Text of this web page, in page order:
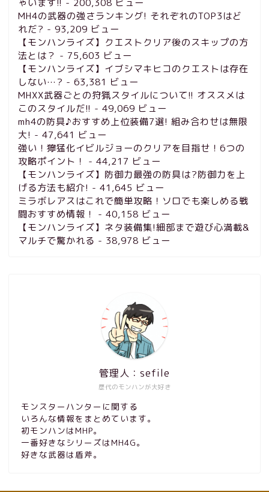
ゃいます!! - 200,308 ビュー
MH4の武器の強さランキング! それぞれのTOP3はど
れだ? - 93,209 ビュー
【モンハンライズ】クエストクリア後のスキップの方
法とは？ - 75,603 ビュー
【モンハンライズ】イブシマキヒコのクエストは存在
しない…? - 63,381 ビュー
MHXX武器ごとの狩猟スタイルについて!! オススメは
このスタイルだ!! - 49,069 ビュー
mh4の防具♪おすすめ上位装備7選! 組み合わせは無限
大! - 47,641 ビュー
強い！獰猛化イビルジョーのクリアを目指せ！6つの
攻略ポイント！
- 44,217 ビュー
【モンハンライズ】防御力最強の防具は?防御力を上
げる方法も紹介! - 41,645 ビュー
ミラボレアスはこれで簡単攻略！ソロでも楽しめる戦
闘おすすめ情報！
- 40,158 ビュー
【モンハンライズ】ネタ装備集!細部まで遊び心満載&
マルチで驚かれる - 38,978 ビュー
歴代のモンハンが大好き
管理人：sefile
モンスターハンターに関する
いろんな情報をまとめています。
初モンハンはMHP。
一番好きなシリーズはMH4G。
好きな武器は盾斧。